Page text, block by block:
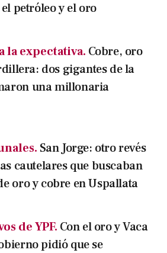
petróleo y el oro
la expectativa. Cobre, oro
dos gigantes de la
una millonaria
San Jorge: otro revés
cautelares que buscaban
oro y cobre en Uspallata
de YPF. Con el oro y Vaca
pidió que se